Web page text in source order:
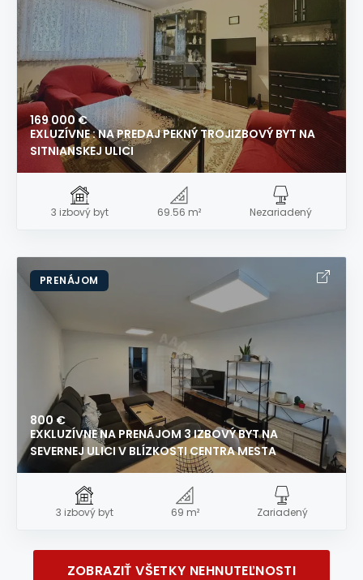
169 000 €
EXLUZÍVNE : NA PREDAJ PEKNÝ TROJIZBOVÝ BYT NA
SITNIANSKEJ ULICI
3 izbový byt 69.56 m² Nezariadený
PRENÁJOM
800 €
EXKLUZÍVNE NA PRENÁJOM 3 IZBOVÝ BYT NA
SEVERNEJ ULICI V BLÍZKOSTI CENTRA MESTA
3 izbový byt 69 m² Zariadený
ZOBRAZIŤ VŠETKY NEHNUTEĽNOSTI